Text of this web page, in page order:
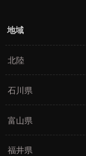
地域
北陸
石川県
富山県
福井県